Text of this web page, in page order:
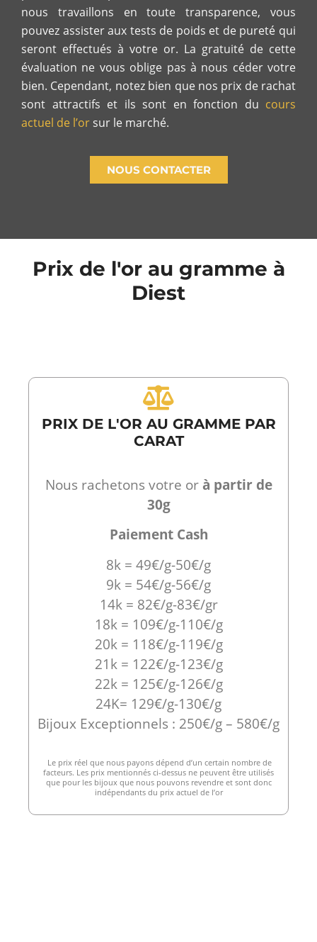
nous travaillons en toute transparence, vous
pouvez assister aux tests de poids et de pureté qui
seront effectués à votre or. La gratuité de cette
évaluation ne vous oblige pas à nous céder votre
bien. Cependant, notez bien que nos prix de rachat
sont attractifs et ils sont en fonction du cours
actuel de l’or sur le marché.
NOUS CONTACTER
Prix de l'or au gramme à
Diest
PRIX DE L'OR AU GRAMME PAR
CARAT
Nous rachetons votre orà partir de
30g
Paiement Cash
8k = 49€/g-50€/g
9k = 54€/g-56€/g
14k = 82€/g-83€/gr
18k = 109€/g-110€/g
20k = 118€/g-119€/g
21k = 122€/g-123€/g
22k = 125€/g-126€/g
24K= 129€/g-130€/g
Bijoux Exceptionnels : 250€/g – 580€/g
Le prix réel que nous payons dépend d’un certain nombre de
facteurs. Les prix mentionnés ci-dessus ne peuvent être utilisés
que pour les bijoux que nous pouvons revendre et sont donc
indépendants du prix actuel de l’or